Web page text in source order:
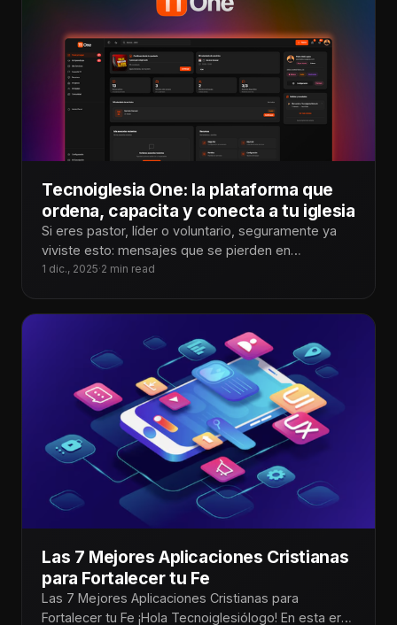
Tecnoiglesia One: la plataforma que
ordena, capacita y conecta a tu iglesia
Si eres pastor, líder o voluntario, seguramente ya
viviste esto: mensajes que se pierden en
WhatsApp, personas que no saben
1 dic., 2025·2 min read
Las 7 Mejores Aplicaciones Cristianas
para Fortalecer tu Fe
Las 7 Mejores Aplicaciones Cristianas para
Fortalecer tu Fe ¡Hola Tecnoiglesiólogo! En esta era